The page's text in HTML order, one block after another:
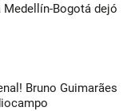
Bogotá dejó
Bruno Guimarães